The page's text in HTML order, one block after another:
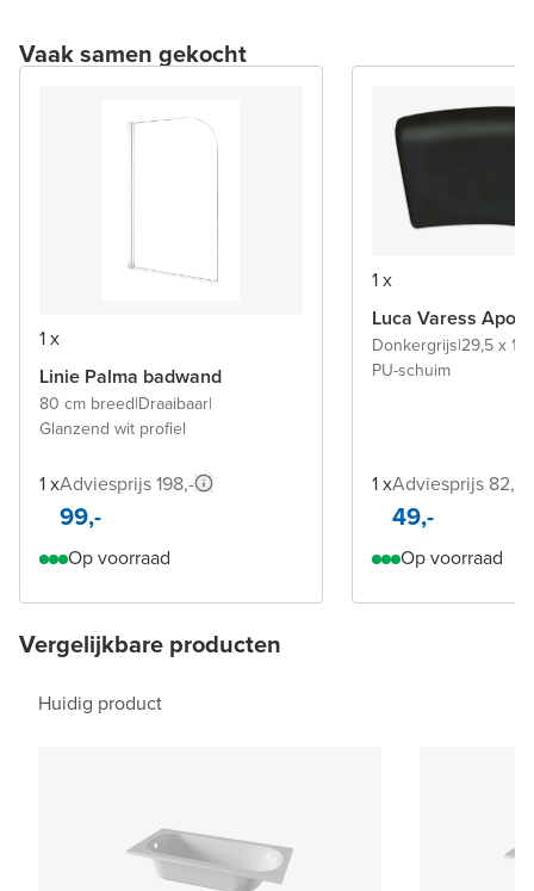
Vaak samen gekocht
1 x
Linie Palma badwand
80 cm breed|Draaibaar|
Glanzend wit profiel
1 xAdviesprijs 198,-
99,-
Op voorraad
1 x
Luca Varess
Donkergrijs|29,5 x
PU-schuim
1 xAdviesprijs 82,-
49,-
Op voorraad
Vergelijkbare producten
Huidig product